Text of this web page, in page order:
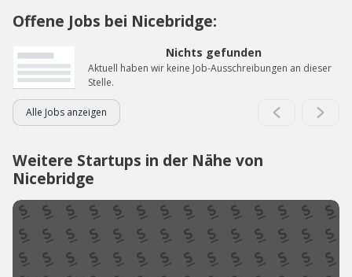
Offene Jobs bei Nicebridge:
Nichts gefunden
Aktuell haben wir keine Job-Ausschreibungen an dieser
Stelle.
Alle Jobs anzeigen
Weitere Startups in der Nähe von
Nicebridge